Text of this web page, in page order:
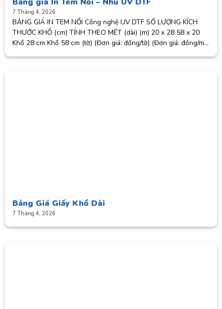
7 Tháng 4, 2026
BẢNG GIÁ IN TEM NỔI Công nghệ UV DTF SỐ LƯỢNG KÍCH
THƯỚC KHỔ (cm) TÍNH THEO MÉT (dài) (m) 20 x 28 58 x 20
Khổ 28 cm Khổ 58 cm (tờ) (Đơn giá: đồng/tờ) (Đơn giá: đồng/m)
Bảng Giá Giấy Khổ Dài
7 Tháng 4, 2026